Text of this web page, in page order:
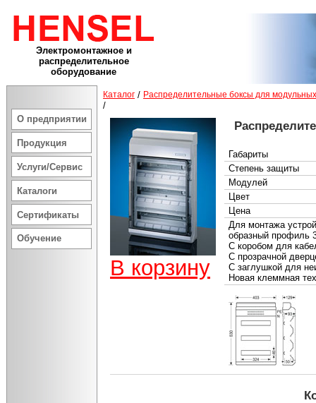
Электромонтажное и
распределительное
оборудование
О предприятии
Продукция
Услуги/Сервис
Каталоги
Сертификаты
Обучение
Каталог / Распределительные боксы для модульных
/
В корзину
Габариты
Степень защиты
Модулей
Цвет
Цена
Для монтажа
образный профиль
С коробом для
С прозрачной
С заглушкой для
Новая клеммная